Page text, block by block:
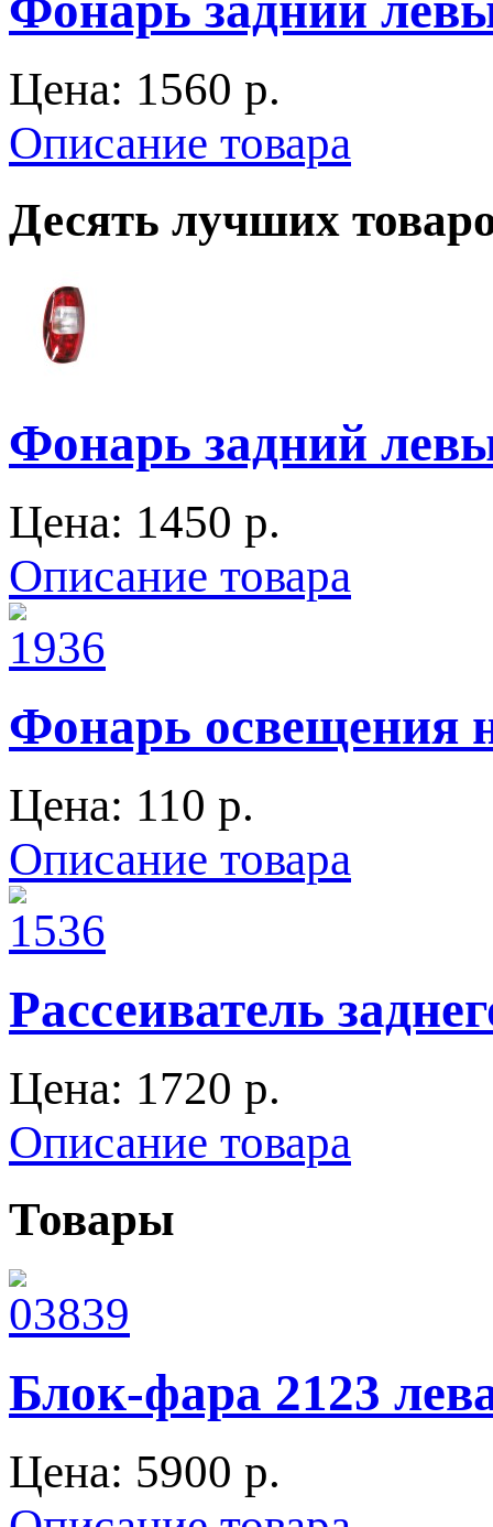
Цена: 1560 p.
Описание товара
Десять лучших
Фонарь задний
Цена: 1450 p.
Описание товара
Фонарь освещения
Цена: 110 p.
Описание товара
Рассеиватель
Цена: 1720 p.
Описание товара
Товары
Блок-фара 2123
Цена: 5900 p.